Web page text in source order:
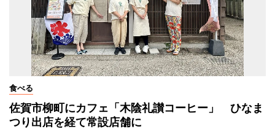
食べる
佐賀市柳町にカフェ「木陰礼讃コーヒー」 ひなま
つり出店を経て常設店舗に